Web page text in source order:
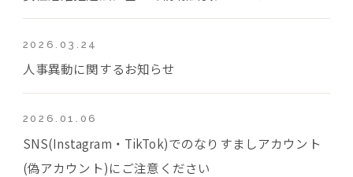
2026.03.24
人事異動に関するお知らせ
2026.01.06
SNS(Instagram・TikTok)でのなりすましアカウント
(偽アカウント)にご注意ください